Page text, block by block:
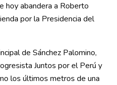
hoy abandera a Roberto
por la Presidencia del
de Sánchez Palomino,
Juntos por el Perú y
los últimos metros de una